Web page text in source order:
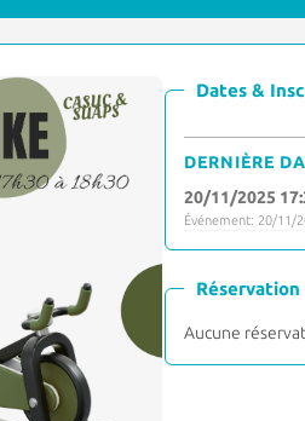
Dates &
DERNIÈRE
20/11/2025
Événement: 20/11/
Réservation
Aucune